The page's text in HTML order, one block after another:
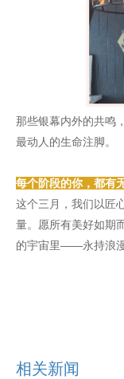
那些银幕内外的共鸣
最动人的生命注脚。
每个阶段的你，都有
这个三月，我们以匠
量。愿所有美好如期
的宇宙里——永持浪漫
相关新闻